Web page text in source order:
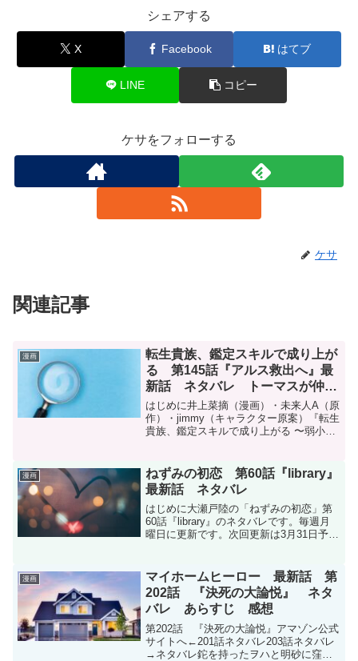
シェアする
X Facebook はてブ
LINE コピー
ケサをフォローする
ケサ
関連記事
漫画
転生貴族、鑑定スキルで成り上が
る 第145話『アルス救出へ』最
新話 ネタバレ トーマスが仲間
に
はじめに井上菜摘（漫画）・未来人A（原
作）・jimmy（キャラクター原案）『転生
貴族、鑑定スキルで成り上がる 〜弱小領
145話のネタバレです。この作品はマガポ
ケオリジナ...
漫画
ねずみの初恋 第60話『library』
最新話 ネタバレ
はじめに大瀬戸陸の「ねずみの初恋」第
60話『library』のネタバレです。毎週月
曜日に更新です。次回更新は3月31日予定
０話 ｌｉｂｒａｒ...
漫画
マイホームヒーロー 最新話 第
202話 『決死の大論悦』 ネタ
バレ あらすじ 感想
第202話 『決死の大論悦』アマゾン公式
サイトへ←201話ネタバレ203話ネタバレ
→ネタバレ鉈を持ったヲハと明砂に窪は